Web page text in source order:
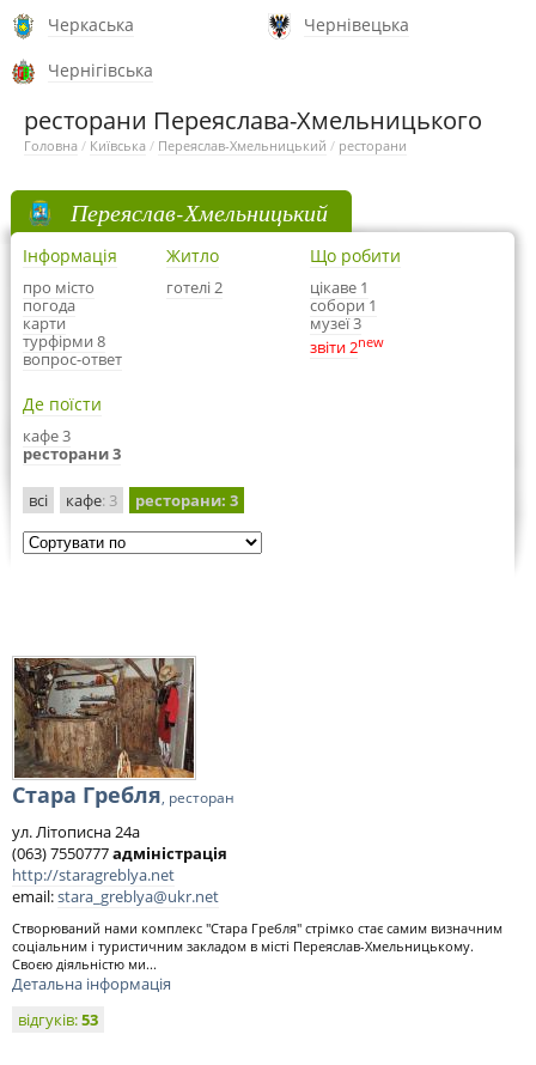
Черкаська
Чернівецька
Чернігівська
ресторани Переяслава-Хмельницького
Головна / Київська / Переяслав-Хмельницький / ресторани
Переяслав-Хмельницький
Інформація
про місто
погода
карти
турфірми 8
вопрос-ответ
Житло
готелі 2
Що робити
цікаве 1
собори 1
музеї 3
звіти 2new
Де поїсти
кафе 3
ресторани 3
всі кафе: 3 ресторани: 3
Стара Гребля, ресторан
ул. Літописна 24а
(063) 7550777адміністрація
http://staragreblya.net
email:stara_greblya@ukr.net
Створюваний нами комплекс "Стара Гребля" стрімко стає самим визначним
соціальним і туристичним закладом в місті Переяслав-Хмельницькому.
Своєю діяльністю ми...
Детальна інформація
відгуків:53